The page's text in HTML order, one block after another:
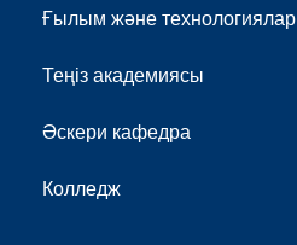
Ғылым және технологиялар
Теңіз академиясы
Әскери кафедра
Колледж